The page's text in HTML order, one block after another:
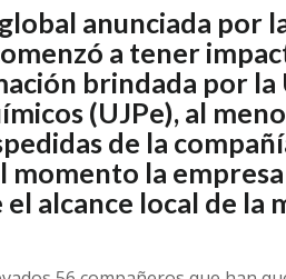
anunciada por
a tener
brindada por la
(UJPe), al
de la
momento la
alcance local de la